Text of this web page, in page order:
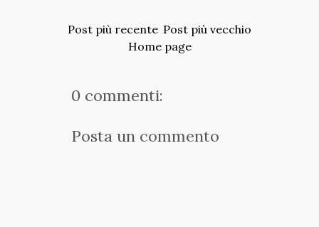
Post più recente Post più vecchio
Home page
0 commenti:
Posta un commento